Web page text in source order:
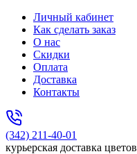
Личный кабинет
Как сделать заказ
О нас
Скидки
Оплата
Доставка
Контакты
(342) 211-40-01
курьерская доставка цветов